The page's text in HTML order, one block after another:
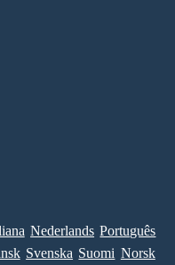
Nederlands Português
Svenska Suomi Norsk